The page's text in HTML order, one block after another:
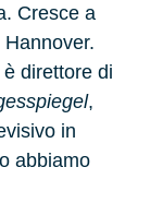
Cresce a
direttore di
,
in
abbiamo